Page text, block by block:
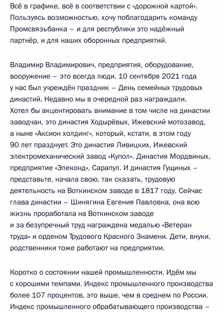
Всё в графике, всё в соответствии с «дорожной картой».
Пользуясь возможностью, хочу поблагодарить команду
Промсвязьбанка – и для республики это надёжный
партнёр, и для наших оборонных предприятий.
Владимир Владимирович, предприятия, оборудование,
вооружение – это всегда люди. 10 сентября 2021 года
у нас был учреждён праздник – День семейных трудовых
династий. Недавно мы в очередной раз награждали.
Хотел бы акцентировать внимание в том числе на династии
заводчан, это династия Ходырёвых, Ижевский мотозавод,
а ныне «Аксион холдинг», который, кстати, в этом году
90 лет празднует. Это династия Ливицких, Ижевский
электромеханический завод «Купол». Династия Мордвиных,
предприятие «Элеконд», Сарапул. И династия Гущиных –
представьте, начала свою, так сказать, трудовую
деятельность на Воткинском заводе в 1817 году. Сейчас
глава династии – Шинягина Евгения Павловна, она всю
жизнь проработала на Воткинском заводе
и за безупречный труд награждена медалью «Ветеран
труда» и орденом Трудового Красного Знамени. Дети, внуки,
родственники тоже работают на предприятии.
Коротко о состоянии нашей промышленности. Идём мы
с хорошими темпами. Индекс промышленного производства
более 107 процентов, это выше, чем в среднем по России.
Индекс промышленного обрабатывающего производства –